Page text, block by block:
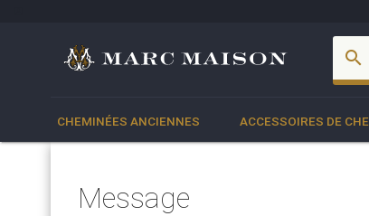
search
CHEMINÉES ANCIENNES ACCESSOIRES DE
Message